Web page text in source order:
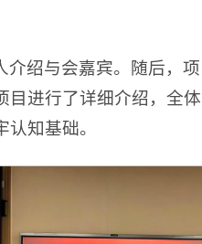
介绍与会嘉宾。随后，
目进行了详细介绍，全
知基础。